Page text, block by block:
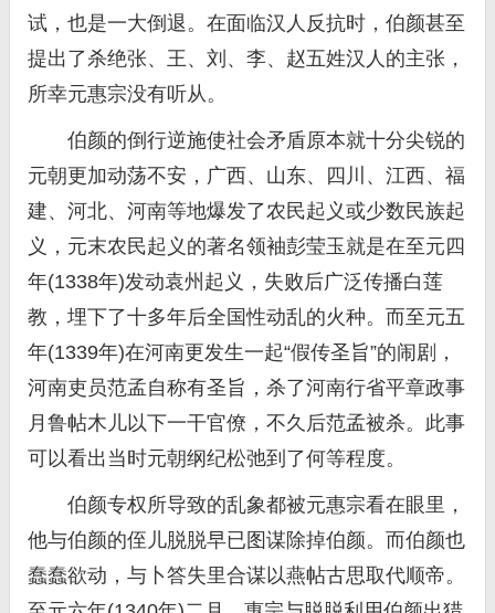
试，也是一大倒退。在面临汉人反抗时，伯颜甚至
提出了杀绝张、王、刘、李、赵五姓汉人的主张，
所幸元惠宗没有听从。
伯颜的倒行逆施使社会矛盾原本就十分尖锐的
元朝更加动荡不安，广西、山东、四川、江西、福
建、河北、河南等地爆发了农民起义或少数民族起
义，元末农民起义的著名领袖彭莹玉就是在至元四
年(1338年)发动袁州起义，失败后广泛传播白莲
教，埋下了十多年后全国性动乱的火种。而至元五
年(1339年)在河南更发生一起“假传圣旨”的闹剧，
河南吏员范孟自称有圣旨，杀了河南行省平章政事
月鲁帖木儿以下一干官僚，不久后范孟被杀。此事
可以看出当时元朝纲纪松弛到了何等程度。
伯颜专权所导致的乱象都被元惠宗看在眼里，
他与伯颜的侄儿脱脱早已图谋除掉伯颜。而伯颜也
蠢蠢欲动，与卜答失里合谋以燕帖古思取代顺帝。